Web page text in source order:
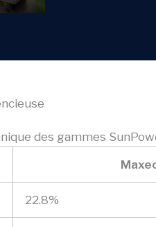
des gammes
22.8%